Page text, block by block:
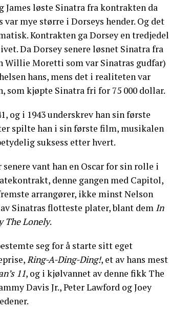
James løste Sinatra fra kontrakten da
mye større i Dorseys hender. Og det
Kontrakten ga Dorsey en tredjedel
Da Dorsey senere løsnet Sinatra fra
Willie Moretti som var Sinatras gudfar)
hans, mens det i realiteten var
som kjøpte Sinatra fri for 75 000 dollar.
og i 1943 underskrev han sin første
spilte han i sin første film, musikalen
suksess etter hvert.
vant han en Oscar for sin rolle i
denne gangen med Capitol,
arrangører, ikke minst Nelson
Sinatras flotteste plater, blant dem In
The Lonely.
seg for å starte sitt eget
Ring-A-Ding-Ding!, et av hans mest
11, og i kjølvannet av denne fikk The
Davis Jr., Peter Lawford og Joey